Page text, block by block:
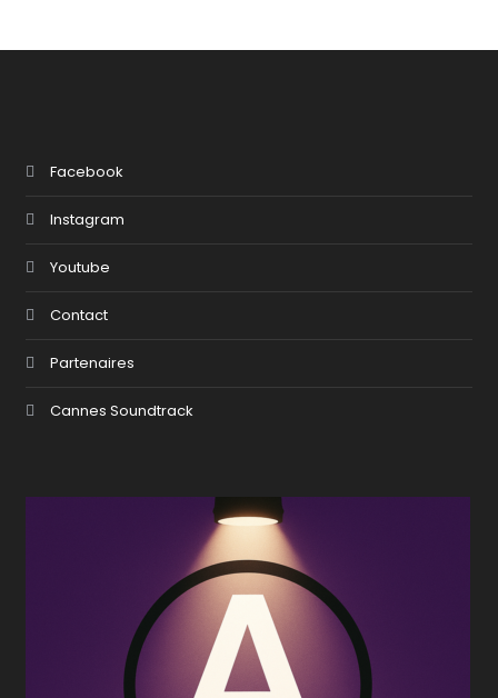
Facebook
Instagram
Youtube
Contact
Partenaires
Cannes Soundtrack